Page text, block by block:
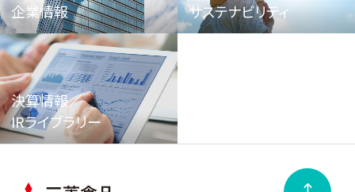
企業情報 サステナビリティ
決算情報／
IRライブラリー